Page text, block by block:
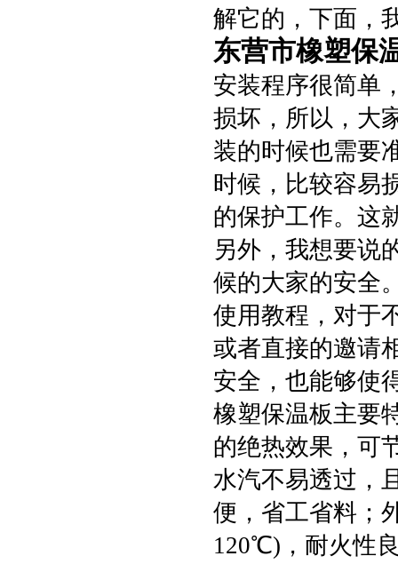
解它的，下面，
东营市橡塑保
安装程序很简单
损坏，所以，大
装的时候也需要
时候，比较容易
的保护工作。这
另外，我想要说
候的大家的安全
使用教程，对于
或者直接的邀请
安全，也能够使
橡塑保温板主要
的绝热效果，可
水汽不易透过，
便，省工省料；
120℃)，耐火性